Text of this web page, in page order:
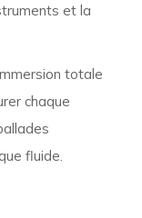
et la
totale
chaque
fluide.